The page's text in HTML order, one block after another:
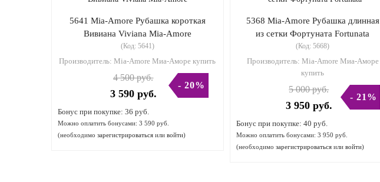
5641 Mia-Amore Рубашка короткая
Вивиана Viviana Mia-Amore
(Код: 5641)
Производитель:Mia-Amore Миа-Аморе купить
4 500 руб.
3 590 руб.
- 20%
Бонус при покупке: 36 руб.
Можно оплатить бонусами: 3 590 руб.
(необходимо зарегистрироваться или войти)
5368 Mia-Amore Рубашка длинная
из сетки Фортуната Fortunata
(Код:5668)
Производитель: Mia-Amore Миа-Аморе
купить
5 000 руб.
3 950 руб.
- 21%
Бонус при покупке: 40 руб.
Можно оплатить бонусами: 3 950 руб.
(необходимо зарегистрироватьсяили войти)